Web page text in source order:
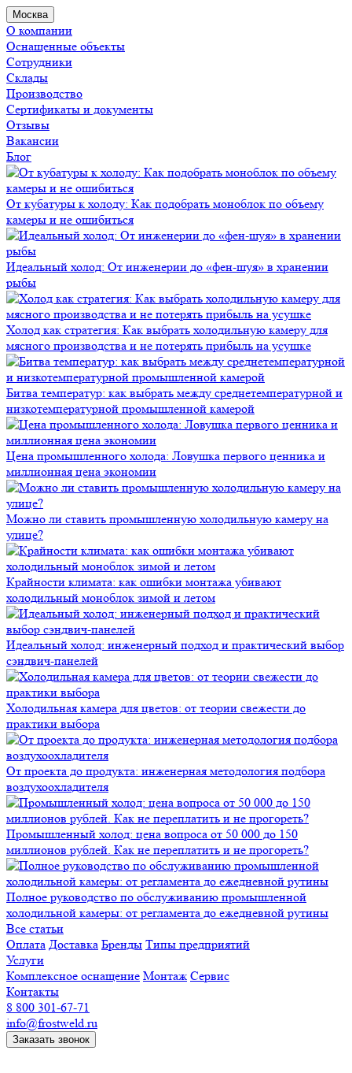
Москва
О компании
Оснащенные объекты
Сотрудники
Склады
Производство
Сертификаты и документы
Отзывы
Вакансии
Блог
От кубатуры к холоду: Как подобрать моноблок по объему
камеры и не ошибиться
Идеальный холод: От инженерии до «фен-шуя» в хранении
рыбы
Холод как стратегия: Как выбрать холодильную камеру для
мясного производства и не потерять прибыль на усушке
Битва температур: как выбрать между среднетемпературной и
низкотемпературной промышленной камерой
Цена промышленного холода: Ловушка первого ценника и
миллионная цена экономии
Можно ли ставить промышленную холодильную камеру на
улице?
Крайности климата: как ошибки монтажа убивают
холодильный моноблок зимой и летом
Идеальный холод: инженерный подход и практический выбор
сэндвич-панелей
Холодильная камера для цветов: от теории свежести до
практики выбора
От проекта до продукта: инженерная методология подбора
воздухоохладителя
Промышленный холод: цена вопроса от 50 000 до 150
миллионов рублей. Как не переплатить и не прогореть?
Полное руководство по обслуживанию промышленной
холодильной камеры: от регламента до ежедневной рутины
Все статьи
Оплата Доставка Бренды Типы предприятий
Услуги
Комплексное оснащение Монтаж Сервис
Контакты
8 800 301-67-71
info@frostweld.ru
Заказать звонок